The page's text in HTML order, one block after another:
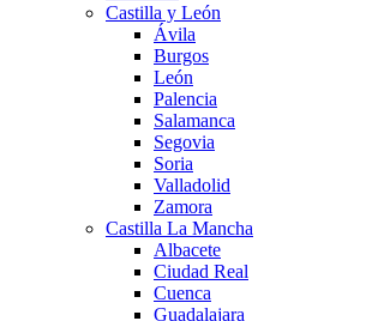
Castilla y León
Ávila
Burgos
León
Palencia
Salamanca
Segovia
Soria
Valladolid
Zamora
Castilla La Mancha
Albacete
Ciudad Real
Cuenca
Guadalajara